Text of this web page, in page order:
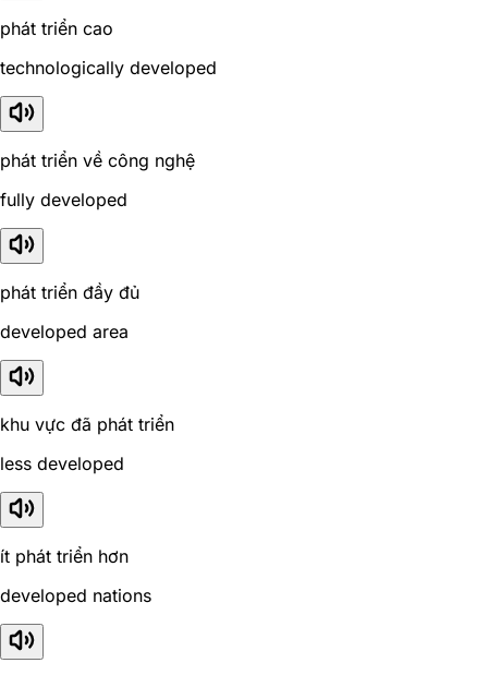
phát triển cao
technologically developed
phát triển về công nghệ
fully developed
phát triển đầy đủ
developed area
khu vực đã phát triển
less developed
ít phát triển hơn
developed nations